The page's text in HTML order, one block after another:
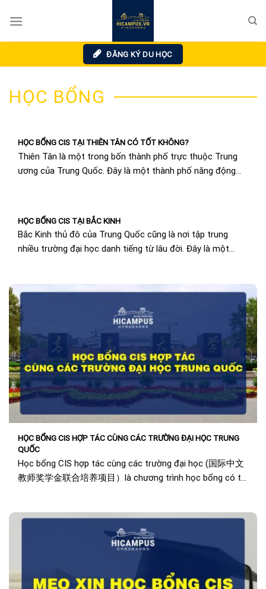
ĐĂNG KÝ DU HỌC
HỌC BỔNG
HỌC BỔNG CIS TẠI THIÊN TÂN CÓ TỐT KHÔNG?
Thiên Tân là một trong bốn thành phố trực thuộc Trung
ương của Trung Quốc. Đây là một thành phố năng động
HỌC BỔNG CIS TẠI BẮC KINH
Bắc Kinh thủ đô của Trung Quốc cũng là nơi tập trung
nhiều trường đại học danh tiếng từ lâu đời. Đây là một
HỌC BỔNG CIS HỢP TÁC CÙNG CÁC TRƯỜNG ĐẠI HỌC TRUNG
QUỐC
Học bổng CIS hợp tác cùng các trường đại học (国际中文
教师奖学金联合培养项目）là chương trình học bổng có tỉ